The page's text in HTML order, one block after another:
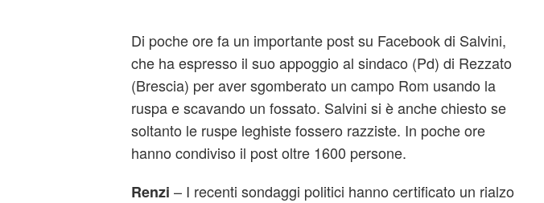
Di poche ore fa un importante post su Facebook di Salvini,
che ha espresso il suo appoggio al sindaco (Pd) di Rezzato
(Brescia) per aver sgomberato un campo Rom usando la
ruspa e scavando un fossato. Salvini si è anche chiesto se
soltanto le ruspe leghiste fossero razziste. In poche ore
hanno condiviso il post oltre 1600 persone.
Renzi – I recenti sondaggi politici hanno certificato un rialzo